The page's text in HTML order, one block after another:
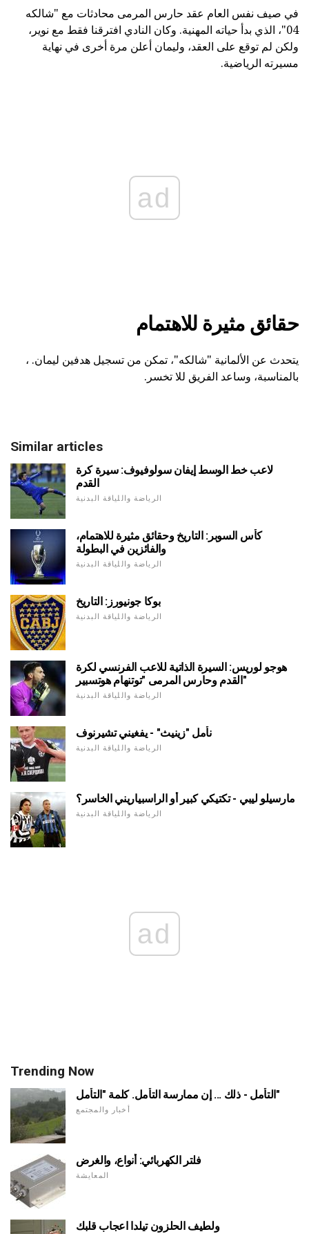
في صيف نفس العام عقد حارس المرمى محادثات مع "شالكه
04"، الذي بدأ حياته المهنية. وكان النادي افترقنا فقط مع نوير،
ولكن لم توقع على العقد، وليمان أعلن مرة أخرى في نهاية
مسيرته الرياضية.
ad
حقائق مثيرة للاهتمام
يتحدث عن الألمانية "شالكه"، تمكن من تسجيل هدفين ليمان. ،
بالمناسبة، وساعد الفريق للا تخسر.
Similar articles
لاعب خط الوسط إيفان سولوفيوف: سيرة كرة
القدم
الرياضة واللياقة البدنية
كأس السوبر: التاريخ وحقائق مثيرة للاهتمام،
والفائزين في البطولة
الرياضة واللياقة البدنية
بوكا جونيورز: التاريخ
الرياضة واللياقة البدنية
هوجو لوريس: السيرة الذاتية للاعب الفرنسي لكرة
القدم وحارس المرمى "توتنهام هوتسبير"
الرياضة واللياقة البدنية
نأمل "زينيث" - يفغيني تشيرنوف
الرياضة واللياقة البدنية
مارسيلو ليبي - تكتيكي كبير أو الراسبياريني الخاسر؟
الرياضة واللياقة البدنية
ad
Trending Now
التأمل - ذلك ... إن ممارسة التأمل. كلمة "التأمل"
أخبار والمجتمع
فلتر الكهربائي: أنواع، والغرض
المعايشة
ولطيف الحلزون تيلدا اعجاب قلبك